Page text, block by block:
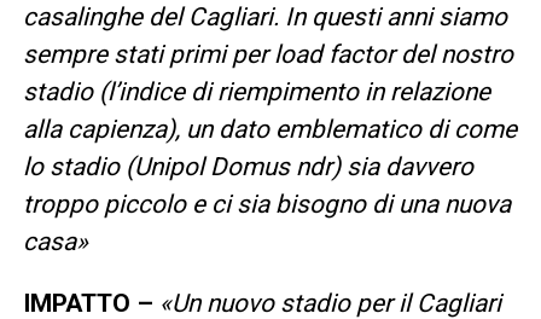
casalinghe del Cagliari. In questi anni siamo
sempre stati primi per load factor del nostro
stadio (l’indice di riempimento in relazione
alla capienza), un dato emblematico di come
lo stadio (Unipol Domus ndr) sia davvero
troppo piccolo e ci sia bisogno di una nuova
casa»
IMPATTO – «Un nuovo stadio per il Cagliari